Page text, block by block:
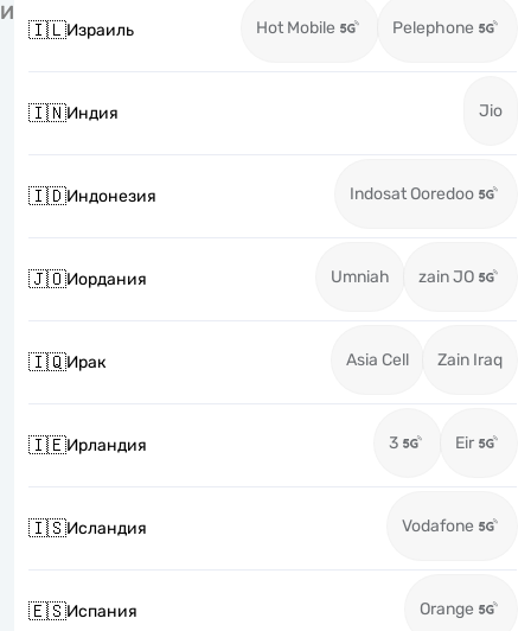
И
🇮🇱Израиль Hot Mobile Pelephone
🇮🇳Индия Jio
🇮🇩Индонезия Indosat Ooredoo
🇯🇴Иордания Umniah zain JO
🇮🇶Ирак Asia Cell Zain Iraq
🇮🇪Ирландия 3 Eir
🇮🇸Исландия Vodafone
🇪🇸Испания Orange